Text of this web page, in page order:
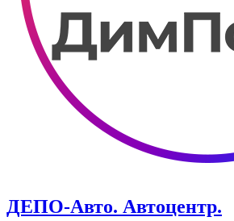
ДЕПО-Авто. Автоцентр.